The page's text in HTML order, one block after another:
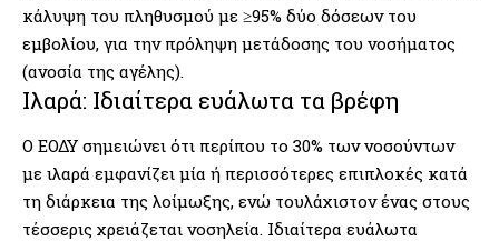
κάλυψη του πληθυσμού με ≥95% δύο δόσεων του
εμβολίου, για την πρόληψη μετάδοσης του νοσήματος
(ανοσία της αγέλης).
Ιλαρά: Ιδιαίτερα ευάλωτα τα βρέφη
Ο ΕΟΔΥ σημειώνει ότι περίπου το 30% των νοσούντων
με ιλαρά εμφανίζει μία ή περισσότερες επιπλοκές κατά
τη διάρκεια της λοίμωξης, ενώ τουλάχιστον ένας στους
τέσσερις χρειάζεται νοσηλεία. Ιδιαίτερα ευάλωτα